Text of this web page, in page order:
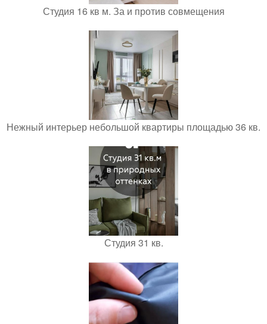
Студия 16 кв м. За и против совмещения
Нежный интерьер небольшой квартиры площадью 36 кв.
Студия 31 кв.